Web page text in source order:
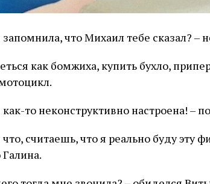
что Михаил тебе сказал? –
как бомжиха, купить бухло,
то неконструктивно настроена! –
считаешь, что я реально буду эту
Галина.